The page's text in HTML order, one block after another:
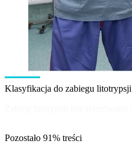
Klasyfikacja do zabiegu litotrypsji
Pozostało 91% treści